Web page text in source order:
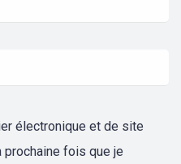
électronique et de site
prochaine fois que je